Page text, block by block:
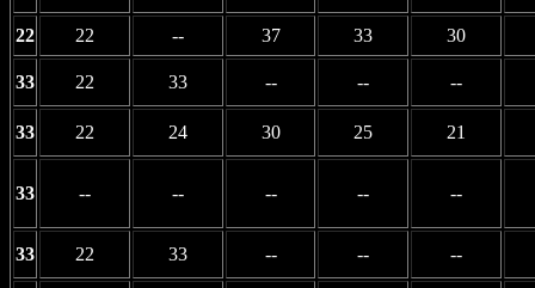
22 22 -- 37 33 30
33 22 33 -- -- --
33 22 24 30 25 21
33 -- -- -- -- --
33 22 33 -- -- --